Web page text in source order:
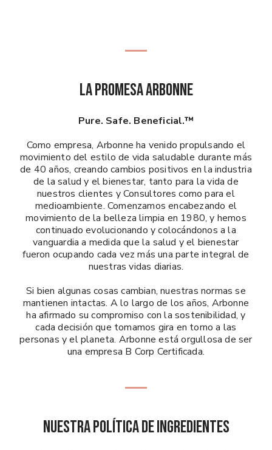
La Promesa Arbonne
Pure. Safe. Beneficial.™
Como empresa, Arbonne ha venido propulsando el
movimiento del estilo de vida saludable durante más
de 40 años, creando cambios positivos en la industria
de la salud y el bienestar, tanto para la vida de
nuestros clientes y Consultores como para el
medioambiente. Comenzamos encabezando el
movimiento de la belleza limpia en 1980, y hemos
continuado evolucionando y colocándonos a la
vanguardia a medida que la salud y el bienestar
fueron ocupando cada vez más una parte integral de
nuestras vidas diarias.
Si bien algunas cosas cambian, nuestras normas se
mantienen intactas. A lo largo de los años, Arbonne
ha afirmado su compromiso con la sostenibilidad, y
cada decisión que tomamos gira en torno a las
personas y el planeta. Arbonne está orgullosa de ser
una empresa B Corp Certificada.
Nuestra Política de Ingredientes